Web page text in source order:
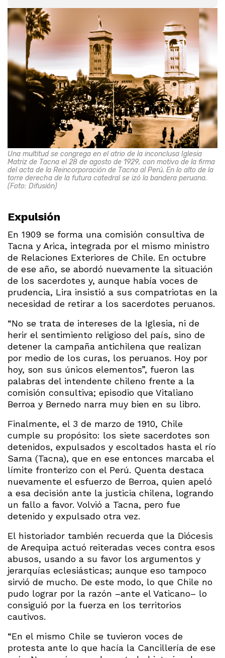
Una multitud se congrega en el atrio de la inconclusa Iglesia
Matriz de Tacna el 28 de agosto de 1929, con motivo de la firma
del acta de la Reincorporación de Tacna al Perú. En lo alto de la
torre derecha de la futura catedral se izó la bandera peruana.
(Foto: Difusión)
Expulsión
En 1909 se forma una comisión consultiva de
Tacna y Arica, integrada por el mismo ministro
de Relaciones Exteriores de Chile. En octubre
de ese año, se abordó nuevamente la situación
de los sacerdotes y, aunque había voces de
prudencia, Lira insistió a sus compatriotas en la
necesidad de retirar a los sacerdotes peruanos.
“No se trata de intereses de la Iglesia, ni de
herir el sentimiento religioso del país, sino de
detener la campaña antichilena que realizan
por medio de los curas, los peruanos. Hoy por
hoy, son sus únicos elementos”, fueron las
palabras del intendente chileno frente a la
comisión consultiva; episodio que Vitaliano
Berroa y Bernedo narra muy bien en su libro.
Finalmente, el 3 de marzo de 1910, Chile
cumple su propósito: los siete sacerdotes son
detenidos, expulsados y escoltados hasta el río
Sama (Tacna), que en ese entonces marcaba el
límite fronterizo con el Perú. Quenta destaca
nuevamente el esfuerzo de Berroa, quien apeló
a esa decisión ante la justicia chilena, logrando
un fallo a favor. Volvió a Tacna, pero fue
detenido y expulsado otra vez.
El historiador también recuerda que la Diócesis
de Arequipa actuó reiteradas veces contra esos
abusos, usando a su favor los argumentos y
jerarquías eclesiásticas; aunque eso tampoco
sirvió de mucho. De este modo, lo que Chile no
pudo lograr por la razón –ante el Vaticano– lo
consiguió por la fuerza en los territorios
cautivos.
“En el mismo Chile se tuvieron voces de
protesta ante lo que hacía la Cancillería de ese